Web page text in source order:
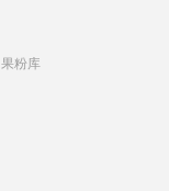
果粉库